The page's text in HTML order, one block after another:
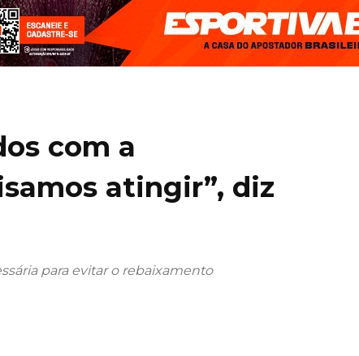
com a
atingir”, diz
para evitar o rebaixamento